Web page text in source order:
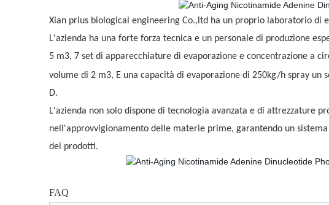
Xian prius biological engineering Co.,ltd ha un proprio laboratorio di
L'azienda ha una forte forza tecnica e un personale di produzione
5 m3, 7 set di apparecchiature di evaporazione e concentrazione a
volume di 2 m3, E una capacità di evaporazione di 250kg/h spray
D.
L'azienda non solo dispone di tecnologia avanzata e di attrezzature
nell'approvvigionamento delle materie prime, garantendo un
dei prodotti.
FAQ